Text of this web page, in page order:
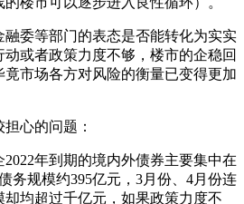
融委等部门的表态是否能转化为实实
或者政策力度不够，楼市的企稳回
市场各方对风险的衡量已变得更加
心的问题：
年到期的境内外债券主要集中在
务规模约395亿元，3月份、4月份连
均超过千亿元，如果政策力度不